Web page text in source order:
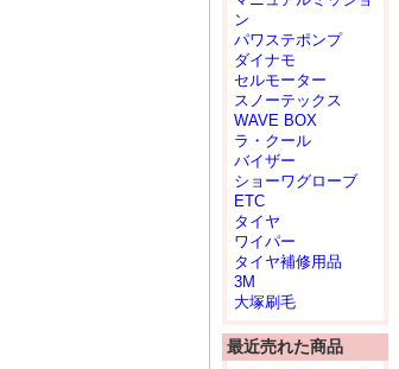
ン
パワステポンプ
ダイナモ
セルモーター
スノーテックス
WAVE BOX
ラ・クール
バイザー
ショーワグローブ
ETC
タイヤ
ワイパー
タイヤ補修用品
3M
大塚刷毛
最近売れた商品